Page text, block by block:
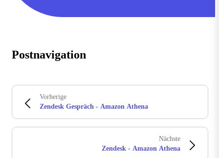
Postnavigation
Vorherige
Zendesk Gespräch - Amazon Athena
Nächste
Zendesk - Amazon Athena